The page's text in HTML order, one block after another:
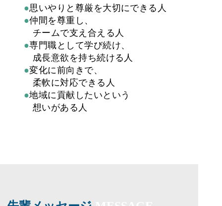
●思いやりと尊厳を大切にできる人
●仲間を尊重し、
チームで支え合える人
●専門職として学び続け、
成長意欲を持ち続ける人
●変化に前向きで、
柔軟に対応できる人
●地域に貢献したいという
想いがある人